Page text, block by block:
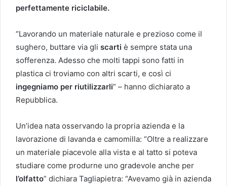
perfettamente riciclabile.
“Lavorando un materiale naturale e prezioso come il
sughero, buttare via gli scarti è sempre stata una
sofferenza. Adesso che molti tappi sono fatti in
plastica ci troviamo con altri scarti, e così ci
ingegniamo per riutilizzarli” – hanno dichiarato a
Repubblica.
Un’idea nata osservando la propria azienda e la
lavorazione di lavanda e camomilla: “Oltre a realizzare
un materiale piacevole alla vista e al tatto si poteva
studiare come produrne uno gradevole anche per
l’olfatto” dichiara Tagliapietra: “Avevamo già in azienda